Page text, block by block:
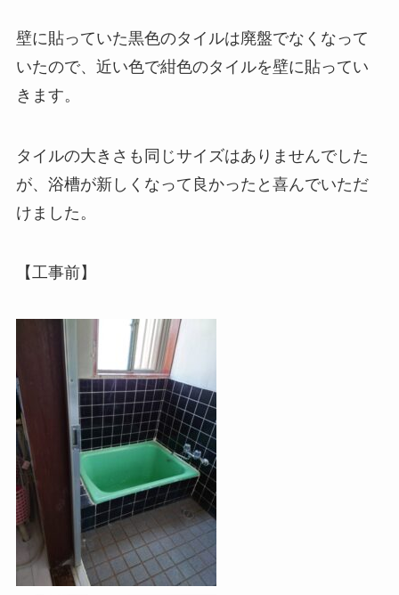
壁に貼っていた黒色のタイルは廃盤でなくなって
いたので、近い色で紺色のタイルを壁に貼ってい
きます。
タイルの大きさも同じサイズはありませんでした
が、浴槽が新しくなって良かったと喜んでいただ
けました。
【工事前】